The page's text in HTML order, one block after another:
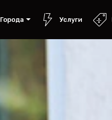
Города Услуги